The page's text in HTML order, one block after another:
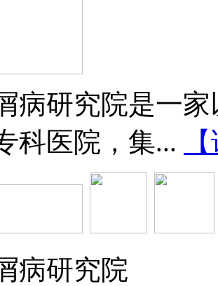
病研究院是一
科医院，集...
病研究院